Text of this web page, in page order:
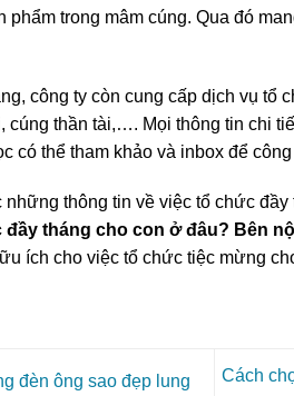
trong mâm cúng. Qua đó
công ty còn cung cấp dịch vụ tổ
cúng thần tài,…. Mọi thông tin chi
có thể tham khảo và inbox để
thông tin về việc tổ chức
tháng cho con ở đâu? Bên
ích cho việc tổ chức tiệc mừng
đèn ông sao đẹp lung
Cách